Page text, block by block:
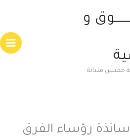
و
خميس مليانة
رؤساء الفرق